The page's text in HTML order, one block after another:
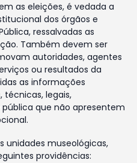
as eleições, é vedada a
dos órgãos e
ressalvadas as
Também devem ser
autoridades, agentes
ou resultados da
as informações
legais,
que não apresentem
unidades museológicas,
providências: